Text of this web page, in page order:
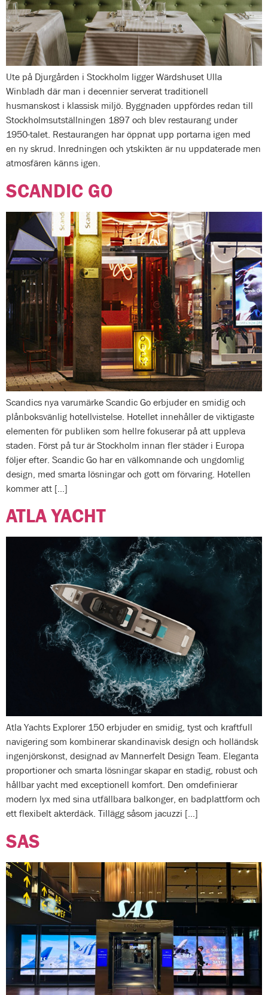
Ute på Djurgården i Stockholm ligger Wärdshuset Ulla
Winbladh där man i decennier serverat traditionell
husmanskost i klassisk miljö. Byggnaden uppfördes redan till
Stockholmsutställningen 1897 och blev restaurang under
1950-talet. Restaurangen har öppnat upp portarna igen med
en ny skrud. Inredningen och ytskikten är nu uppdaterade men
atmosfären känns igen.
SCANDIC GO
Scandics nya varumärke Scandic Go erbjuder en smidig och
plånboksvänlig hotellvistelse. Hotellet innehåller de viktigaste
elementen för publiken som hellre fokuserar på att uppleva
staden. Först på tur är Stockholm innan fler städer i Europa
följer efter. Scandic Go har en välkomnande och ungdomlig
design, med smarta lösningar och gott om förvaring. Hotellen
kommer att […]
ATLA YACHT
Atla Yachts Explorer 150 erbjuder en smidig, tyst och kraftfull
navigering som kombinerar skandinavisk design och holländsk
ingenjörskonst, designad av Mannerfelt Design Team. Eleganta
proportioner och smarta lösningar skapar en stadig, robust och
hållbar yacht med exceptionell komfort. Den omdefinierar
modern lyx med sina utfällbara balkonger, en badplattform och
ett flexibelt akterdäck. Tillägg såsom jacuzzi […]
SAS